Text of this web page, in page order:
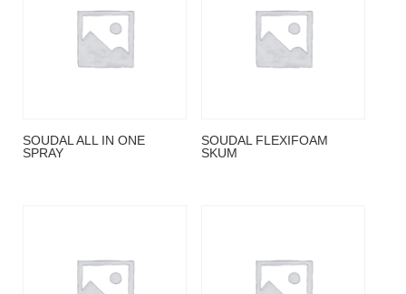
SOUDAL ALL IN ONE
SPRAY
SOUDAL FLEXIFOAM
SKUM